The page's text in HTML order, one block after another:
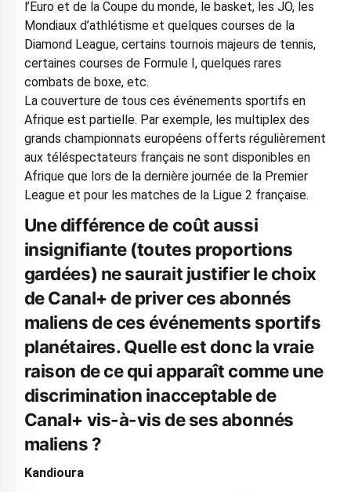
l’Euro et de la Coupe du monde, le basket, les JO, les
Mondiaux d’athlétisme et quelques courses de la
Diamond League, certains tournois majeurs de tennis,
certaines courses de Formule I, quelques rares
combats de boxe, etc.
La couverture de tous ces événements sportifs en
Afrique est partielle. Par exemple, les multiplex des
grands championnats européens offerts régulièrement
aux téléspectateurs français ne sont disponibles en
Afrique que lors de la dernière journée de la Premier
League et pour les matches de la Ligue 2 française.
Une différence de coût aussi
insignifiante (toutes proportions
gardées) ne saurait justifier le choix
de Canal+ de priver ces abonnés
maliens de ces événements sportifs
planétaires. Quelle est donc la vraie
raison de ce qui apparaît comme une
discrimination inacceptable de
Canal+ vis-à-vis de ses abonnés
maliens ?
Kandioura